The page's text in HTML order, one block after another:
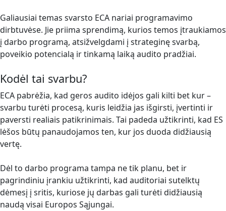
Galiausiai temas svarsto ECA nariai programavimo
dirbtuvėse. Jie priima sprendimą, kurios temos įtraukiamos
į darbo programą, atsižvelgdami į strateginę svarbą,
poveikio potencialą ir tinkamą laiką audito pradžiai.
Kodėl tai svarbu?
ECA pabrėžia, kad geros audito idėjos gali kilti bet kur –
svarbu turėti procesą, kuris leidžia jas išgirsti, įvertinti ir
paversti realiais patikrinimais. Tai padeda užtikrinti, kad ES
lėšos būtų panaudojamos ten, kur jos duoda didžiausią
vertę.
Dėl to darbo programa tampa ne tik planu, bet ir
pagrindiniu įrankiu užtikrinti, kad auditoriai sutelktų
dėmesį į sritis, kuriose jų darbas gali turėti didžiausią
naudą visai Europos Sąjungai.